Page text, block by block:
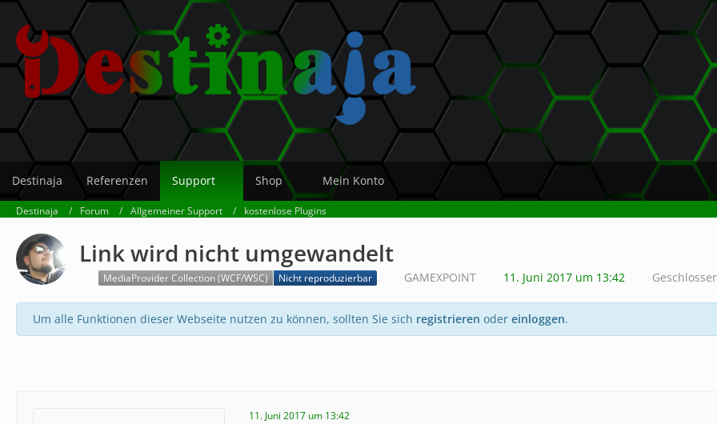
Destinaja Referenzen Support Shop Mein Konto
Destinaja Forum Allgemeiner Support kostenlose Plugins
Link wird nicht umgewandelt
MediaProvider Collection (WCF/WSC) Nicht reproduzierbar GAMEXPOINT 11. Juni 2017 um 13:42
Um alle Funktionen dieser Webseite nutzen zu können, sollten Sie sich registrieren oder einloggen.
11. Juni 2017 um 13:42